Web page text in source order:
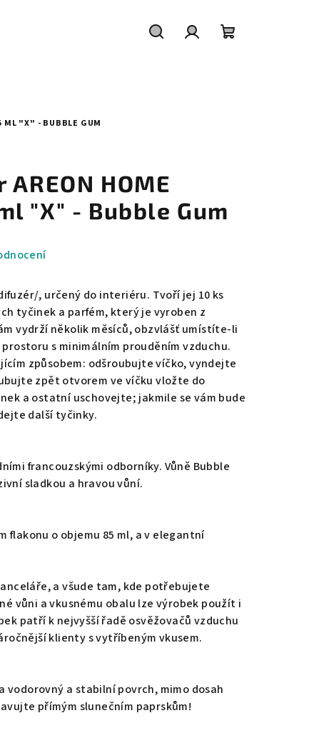
ML "X" - BUBBLE GUM
HOME
"X" - Bubble Gum
, určený do interiéru. Tvoří jej 10 ks
tyčinek a parfém, který je vyroben z
vydrží několik měsíců, obzvlášť umístíte-li
s minimálním prouděním vzduchu.
způsobem: odšroubujte víčko, vyndejte
zpět otvorem ve víčku vložte do
a ostatní uschovejte; jakmile se vám bude
další tyčinky.
francouzskými odborníky. Vůně Bubble
sladkou a hravou vůní.
flakonu o objemu 85 ml, a v elegantní
a všude tam, kde potřebujete
vůni a vkusnému obalu lze výrobek použít i
patří k nejvyšší řadě osvěžovačů vzduchu
klienty s vytříbeným vkusem.
vodorovný a stabilní povrch, mimo dosah
přímým slunečním paprskům!